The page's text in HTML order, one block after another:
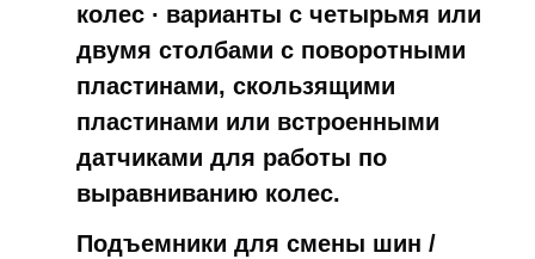
колес ∙ варианты с четырьмя или
двумя столбами с поворотными
пластинами, скользящими
пластинами или встроенными
датчиками для работы по
выравниванию колес.
Подъемники для смены шин /